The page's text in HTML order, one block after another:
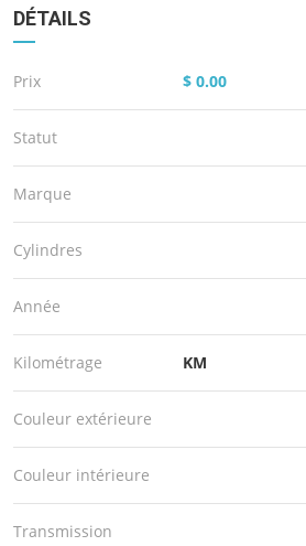
DÉTAILS
Prix $ 0.00
Statut
Marque
Cylindres
Année
Kilométrage KM
Couleur extérieure
Couleur intérieure
Transmission